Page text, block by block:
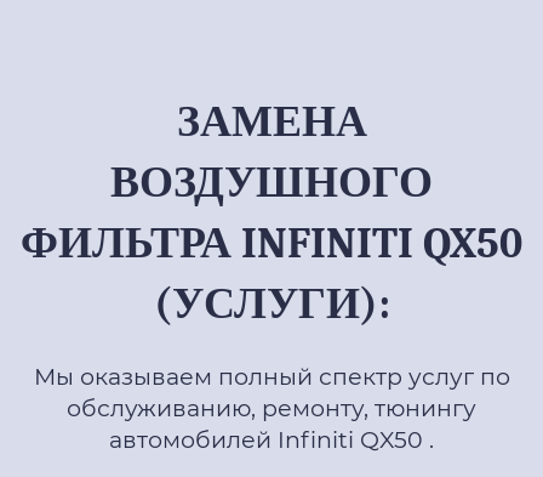
ЗАМЕНА
ВОЗДУШНОГО
ФИЛЬТРА INFINITI QX50
(УСЛУГИ):
Мы оказываем полный спектр услуг по
обслуживанию, ремонту, тюнингу
автомобилей Infiniti QX50 .